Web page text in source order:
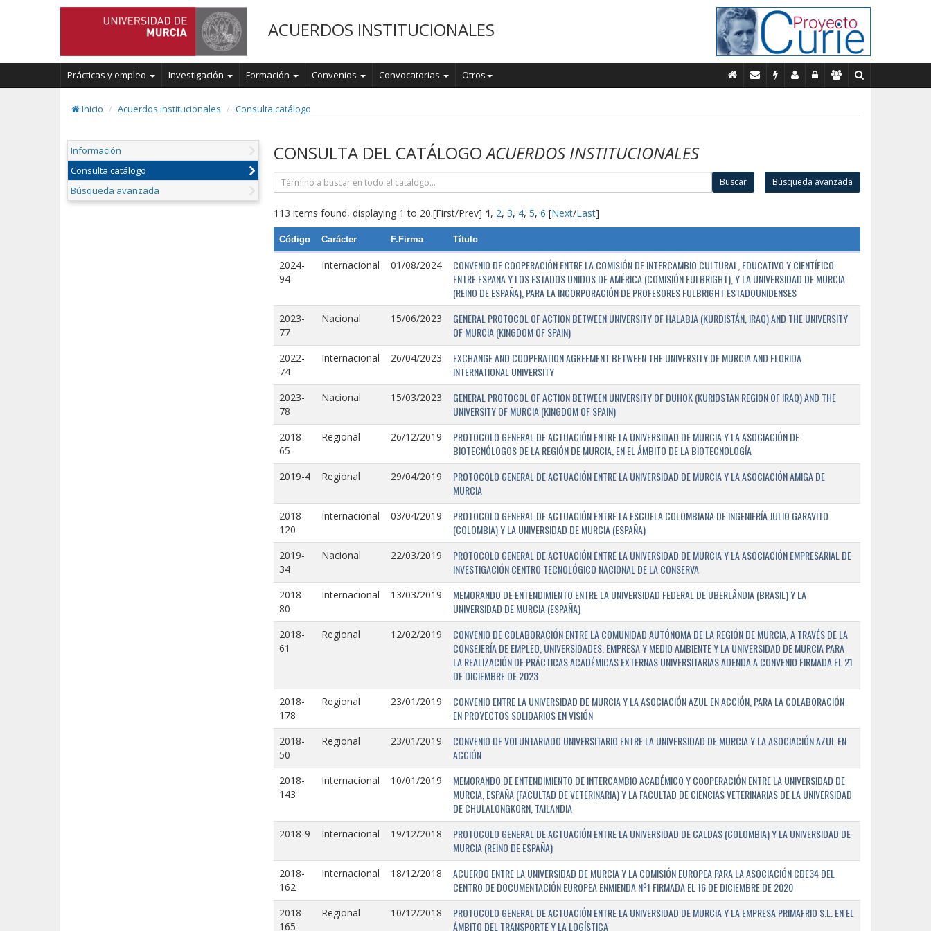
ACUERDOS INSTITUCIONALES
Prácticas y empleo Investigación Formación Convenios Convocatorias Otros
Inicio Acuerdos institucionales Consulta catálogo
Información
Consulta catálogo
Búsqueda avanzada
CONSULTA DEL CATÁLOGOACUERDOS INSTITUCIONALES
Buscar Búsqueda avanzada
113 items found, displaying 1 to 20.[First/Prev] 1, 2, 3, 4, 5, 6 [Next/Last]
Código Carácter F.Firma Título
2024-
94
Internacional 01/08/2024
CONVENIO DE COOPERACIÓN ENTRE LA COMISIÓN DE INTERCAMBIO CULTURAL, EDUCATIVO Y CIENTÍFICO
ENTRE ESPAÑA Y LOS ESTADOS UNIDOS DE AMÉRICA (COMISIÓN FULBRIGHT), Y LA UNIVERSIDAD DE MURCIA
(REINO DE ESPAÑA), PARA LA INCORPORACIÓN DE PROFESORES FULBRIGHT ESTADOUNIDENSES
2023-
77
Nacional 15/06/2023
GENERAL PROTOCOL OF ACTION BETWEEN UNIVERSITY OF HALABJA (KURDISTÁN, IRAQ) AND THE UNIVERSITY
OF MURCIA (KINGDOM OF SPAIN)
2022-
74
Internacional 26/04/2023
EXCHANGE AND COOPERATION AGREEMENT BETWEEN THE UNIVERSITY OF MURCIA AND FLORIDA
INTERNATIONAL UNIVERSITY
2023-
78
Nacional 15/03/2023
GENERAL PROTOCOL OF ACTION BETWEEN UNIVERSITY OF DUHOK (KURIDSTAN REGION OF IRAQ) AND THE
UNIVERSITY OF MURCIA (KINGDOM OF SPAIN)
2018-
65
Regional 26/12/2019
PROTOCOLO GENERAL DE ACTUACIÓN ENTRE LA UNIVERSIDAD DE MURCIA Y LA ASOCIACIÓN DE
BIOTECNÓLOGOS DE LA REGIÓN DE MURCIA, EN EL ÁMBITO DE LA BIOTECNOLOGÍA
2019-4 Regional 29/04/2019
PROTOCOLO GENERAL DE ACTUACIÓN ENTRE LA UNIVERSIDAD DE MURCIA Y LA ASOCIACIÓN AMIGA DE
MURCIA
2018-
120
Internacional 03/04/2019
PROTOCOLO GENERAL DE ACTUACIÓN ENTRE LA ESCUELA COLOMBIANA DE INGENIERÍA JULIO GARAVITO
(COLOMBIA) Y LA UNIVERSIDAD DE MURCIA (ESPAÑA)
2019-
34
Nacional 22/03/2019
PROTOCOLO GENERAL DE ACTUACIÓN ENTRE LA UNIVERSIDAD DE MURCIA Y LA ASOCIACIÓN EMPRESARIAL DE
INVESTIGACIÓN CENTRO TECNOLÓGICO NACIONAL DE LA CONSERVA
2018-
80
Internacional 13/03/2019
MEMORANDO DE ENTENDIMIENTO ENTRE LA UNIVERSIDAD FEDERAL DE UBERLÂNDIA (BRASIL) Y LA
UNIVERSIDAD DE MURCIA (ESPAÑA)
2018-
61
Regional 12/02/2019
CONVENIO DE COLABORACIÓN ENTRE LA COMUNIDAD AUTÓNOMA DE LA REGIÓN DE MURCIA, A TRAVÉS DE LA
CONSEJERÍA DE EMPLEO, UNIVERSIDADES, EMPRESA Y MEDIO AMBIENTE Y LA UNIVERSIDAD DE MURCIA PARA
LA REALIZACIÓN DE PRÁCTICAS ACADÉMICAS EXTERNAS UNIVERSITARIAS ADENDA A CONVENIO FIRMADA EL 21
DE DICIEMBRE DE 2023
2018-
178
Regional 23/01/2019
CONVENIO ENTRE LA UNIVERSIDAD DE MURCIA Y LA ASOCIACIÓN AZUL EN ACCIÓN, PARA LA COLABORACIÓN
EN PROYECTOS SOLIDARIOS EN VISIÓN
2018-
50
Regional 23/01/2019
CONVENIO DE VOLUNTARIADO UNIVERSITARIO ENTRE LA UNIVERSIDAD DE MURCIA Y LA ASOCIACIÓN AZUL EN
ACCIÓN
2018-
143
Internacional 10/01/2019
MEMORANDO DE ENTENDIMIENTO DE INTERCAMBIO ACADÉMICO Y COOPERACIÓN ENTRE LA UNIVERSIDAD DE
MURCIA, ESPAÑA (FACULTAD DE VETERINARIA) Y LA FACULTAD DE CIENCIAS VETERINARIAS DE LA UNIVERSIDAD
DE CHULALONGKORN, TAILANDIA
2018-9 Internacional 19/12/2018
PROTOCOLO GENERAL DE ACTUACIÓN ENTRE LA UNIVERSIDAD DE CALDAS (COLOMBIA) Y LA UNIVERSIDAD DE
MURCIA (REINO DE ESPAÑA)
2018-
162
Internacional 18/12/2018
ACUERDO ENTRE LA UNIVERSIDAD DE MURCIA Y LA COMISIÓN EUROPEA PARA LA ASOCIACIÓN CDE34 DEL
CENTRO DE DOCUMENTACIÓN EUROPEA ENMIENDA Nº1 FIRMADA EL 16 DE DICIEMBRE DE 2020
2018-
165
Regional 10/12/2018
PROTOCOLO GENERAL DE ACTUACIÓN ENTRE LA UNIVERSIDAD DE MURCIA Y LA EMPRESA PRIMAFRIO S.L. EN EL
ÁMBITO DEL TRANSPORTE Y LA LOGÍSTICA